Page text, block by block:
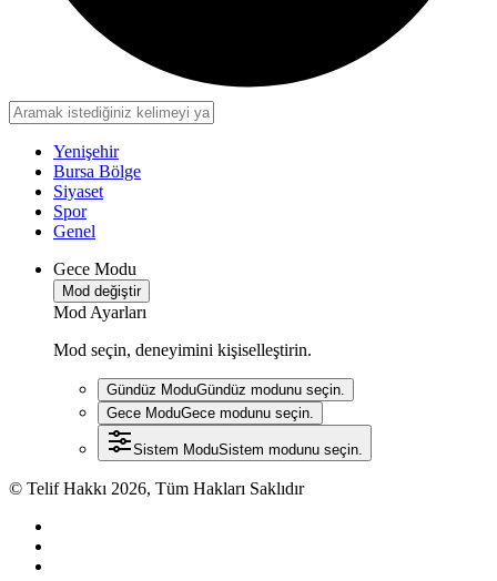
Yenişehir
Bursa Bölge
Siyaset
Spor
Genel
Gece Modu
Mod değiştir
Mod Ayarları
Mod seçin, deneyimini kişiselleştirin.
Gündüz ModuGündüz modunu seçin.
Gece ModuGece modunu seçin.
Sistem ModuSistem modunu seçin.
© Telif Hakkı 2026, Tüm Hakları Saklıdır